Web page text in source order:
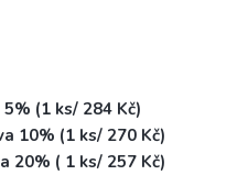
(1 ks/ 284 Kč)
10% (1 ks/ 270 Kč)
20% ( 1 ks/ 257 Kč)